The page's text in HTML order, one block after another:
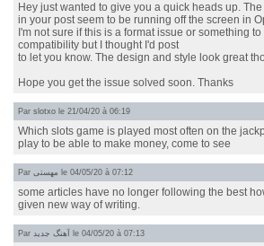
Hey just wanted to give you a quick heads up. The
in your post seem to be running off the screen in
I'm not sure if this is a format issue or something
compatibility but I thought I'd post
to let you know. The design and style look great
Hope you get the issue solved soon. Thanks
Par slotxo le 21/04/20 à 06:19
Which slots game is played most often on the
play to be able to make money, come to see
Par مهستی le 04/05/20 à 07:12
some articles have no longer following the best
given new way of writing.
Par آهنگ جدید le 04/05/20 à 07:13